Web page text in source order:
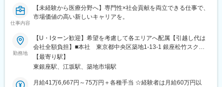
仕事内容
【未経験から医療分野へ】専門性×社会貢献を両立できる仕事で、
市場価値の高い新しいキャリアを。
勤務地
【U・Iターン歓迎】希望を考慮して各エリアへ配属【引越し代は
会社全額負担】■本社 東京都中央区築地1-13-1 銀座松竹スクエ
ア9F■勤務エリア：（1）北海道：北海道（2）東北：青森・秋
田・岩手・山形・宮城・福島（3）関東：東京・神奈川・千葉・埼
海：愛知・岐阜・三重・静岡（6）北陸：富山・石川・福井（7）
【最寄り駅】
東銀座駅、江坂駅、築地市場駅
月給41万6,667円～75万円＋各種手当 ☆経験者は月給60万円以